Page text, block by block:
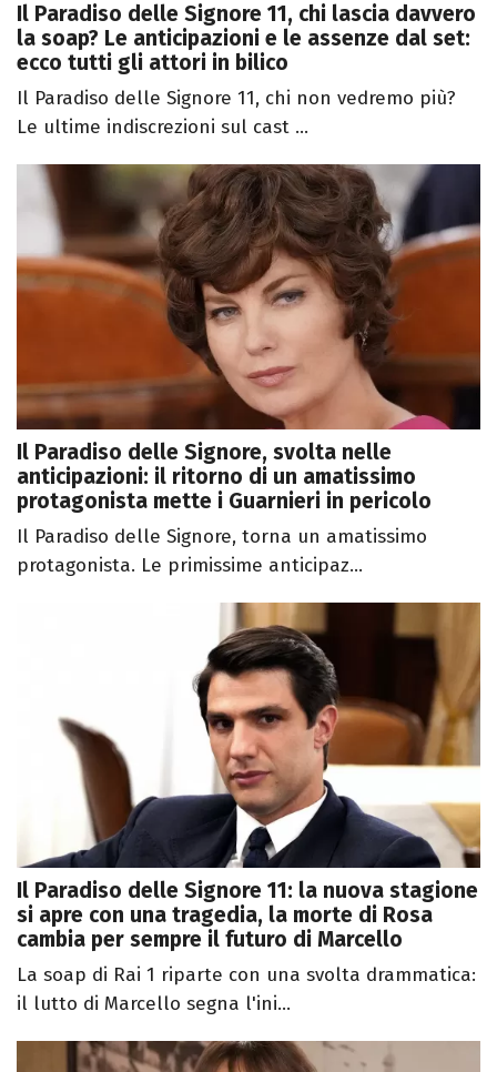
Il Paradiso delle Signore 11, chi lascia davvero
la soap? Le anticipazioni e le assenze dal set:
ecco tutti gli attori in bilico
Il Paradiso delle Signore 11, chi non vedremo più?
Le ultime indiscrezioni sul cast ...
Il Paradiso delle Signore, svolta nelle
anticipazioni: il ritorno di un amatissimo
protagonista mette i Guarnieri in pericolo
Il Paradiso delle Signore, torna un amatissimo
protagonista. Le primissime anticipaz...
Il Paradiso delle Signore 11: la nuova stagione
si apre con una tragedia, la morte di Rosa
cambia per sempre il futuro di Marcello
La soap di Rai 1 riparte con una svolta drammatica:
il lutto di Marcello segna l'ini...